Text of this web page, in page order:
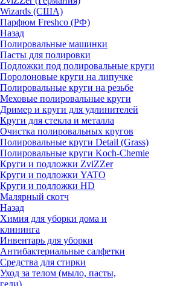
Wizards (США)
Парфюм Freshco (РФ)
Назад
Полировальные машинки
Пасты для полировки
Подложки под полировальные круги
Поролоновые круги на липучке
Полировальные круги на резьбе
Меховые полировальные круги
Дример и круги для удлинителей
Круги для стекла и металла
Очистка полировальных кругов
Полировальные круги Detail (Grass)
Полировальные круги Koch-Chemie
Круги и подложки ZviZZer
Круги и подложки YATO
Круги и подложки HD
Малярный скотч
Назад
Химия для уборки дома и
клининга
Инвентарь для уборки
Антибактериальные салфетки
Средства для стирки
Уход за телом (мыло, пасты,
гели)